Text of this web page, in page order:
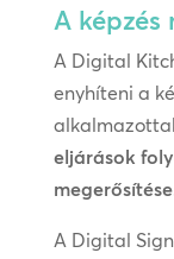
A képzés
A Digital
enyhíteni a
eljárások
A Digital